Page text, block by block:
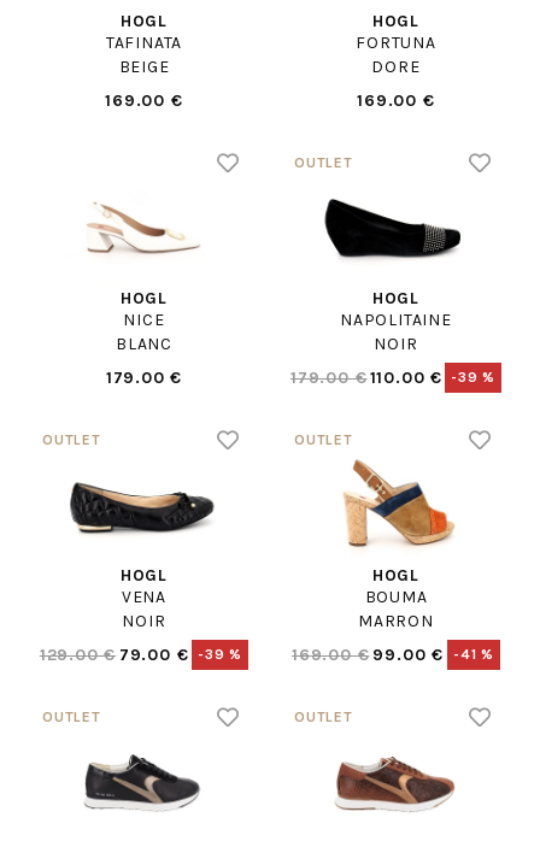
HOGL
TAFINATA
BEIGE
169.00 €
HOGL
FORTUNA
DORE
169.00 €
HOGL
NICE
BLANC
179.00 €
HOGL
NAPOLITAINE
NOIR
179.00 €110.00 € -39 %
HOGL
VENA
NOIR
129.00 € 79.00 € -39 %
HOGL
BOUMA
MARRON
169.00 € 99.00 € -41 %